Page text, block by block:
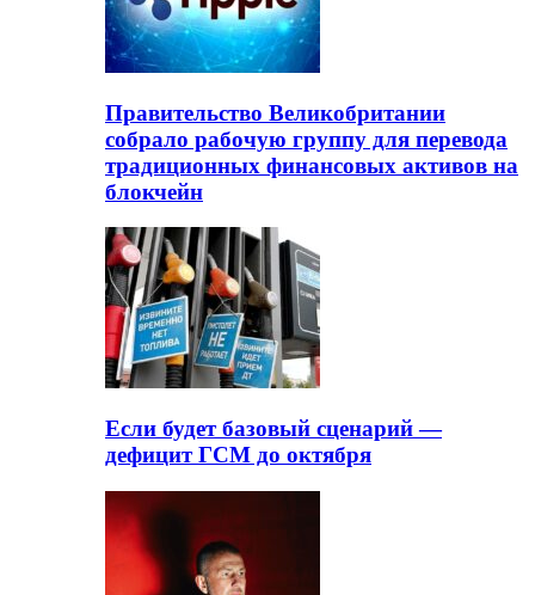
Правительство Великобритании
собрало рабочую группу для перевода
традиционных финансовых активов на
блокчейн
Если будет базовый сценарий —
дефицит ГСМ до октября